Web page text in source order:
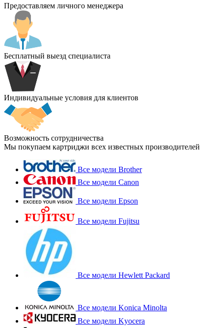
Предоставляем личного менеджера
Бесплатный выезд специалиста
Индивидуальные условия для клиентов
Возможность сотрудничества
Мы покупаем картриджи всех известных производителей
Все модели Brother
Все модели Canon
Все модели Epson
Все модели Fujitsu
Все модели Hewlett Packard
Все модели Konica Minolta
Все модели Kyocera